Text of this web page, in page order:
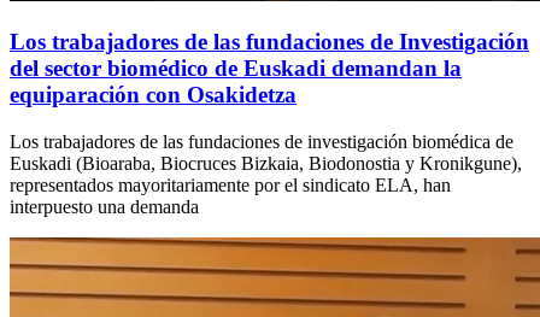
Los trabajadores de las fundaciones de Investigación
del sector biomédico de Euskadi demandan la
equiparación con Osakidetza
Los trabajadores de las fundaciones de investigación biomédica de
Euskadi (Bioaraba, Biocruces Bizkaia, Biodonostia y Kronikgune),
representados mayoritariamente por el sindicato ELA, han
interpuesto una demanda